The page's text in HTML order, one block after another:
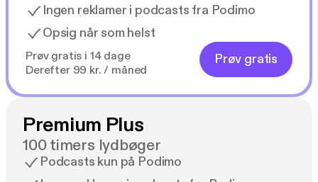
Ingen reklamer i podcasts fra Podimo
Opsig når som helst
Prøv gratis i 14 dage
Derefter 99 kr. / måned
Prøv gratis
Premium Plus
100 timers lydbøger
Podcasts kun på Podimo